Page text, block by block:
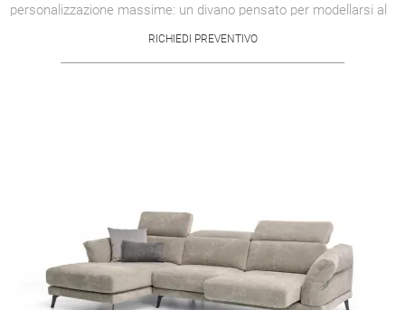
personalizzazione massime: un divano pensato per modellarsi al
RICHIEDI PREVENTIVO